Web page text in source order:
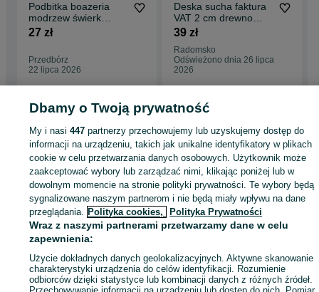
Podbitka boazeria
modrzew świerk
skandynawski półbal
podłogowa
heblowana bal
27 zł
Przedbórz
22 lipca 2026
Deska sucha faktura
VAT 2 cm drewno
elewacykna szalowka
wpost
39 zł
Radomsko
Odświeżono dnia 26 lipca
2026
Strona główna Dom i Ogród Ogród
Łódzkie
Pozostałe Ogród - Łódź Pozostałe Ogród - Widzew
KATEGORIA
ID:985874923 Wyświetlenia:
Zadzwoń / SMS
Dbamy o Twoją prywatność
My i nasi447 partnerzy przechowujemy lub uzyskujemy dostęp do
informacji na urządzeniu, takich jak unikalne identyfikatory w plikach
cookie w celu przetwarzania danych osobowych. Użytkownik może
zaakceptować wybory lub zarządzać nimi, klikając poniżej lub w
dowolnym momencie na stronie polityki prywatności. Te wybory będą
sygnalizowane naszym partnerom i nie będą miały wpływu na dane
przeglądania. Polityka cookies, Polityka Prywatności
Wraz z naszymi partnerami przetwarzamy dane w celu
zapewnienia:
Użycie dokładnych danych geolokalizacyjnych. Aktywne skanowanie
charakterystyki urządzenia do celów identyfikacji. Rozumienie
odbiorców dzięki statystyce lub kombinacji danych z różnych źródeł.